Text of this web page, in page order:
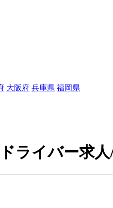
大阪府 兵庫県 福岡県
ライバー求